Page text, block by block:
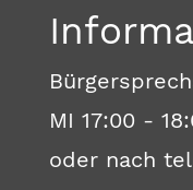
MI 17:00 -
oder nach